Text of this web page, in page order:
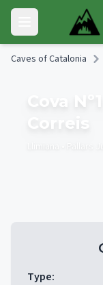
Skip to main content
Open main menu
Caves of Catalonia
Cova
Correis
Type: